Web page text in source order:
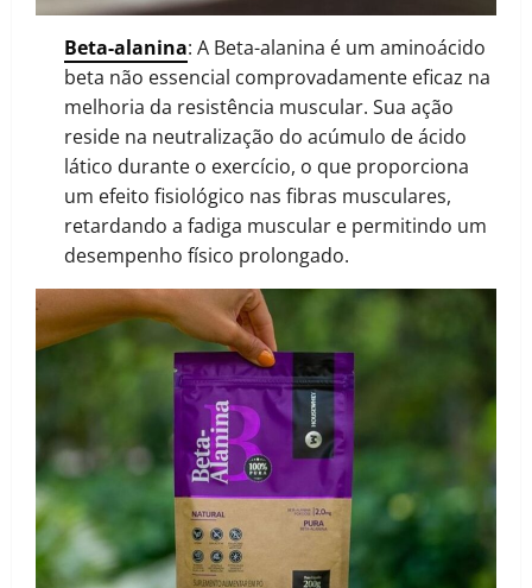
Beta-alanina: A Beta-alanina é um aminoácido
beta não essencial comprovadamente eficaz na
melhoria da resistência muscular. Sua ação
reside na neutralização do acúmulo de ácido
lático durante o exercício, o que proporciona
um efeito fisiológico nas fibras musculares,
retardando a fadiga muscular e permitindo um
desempenho físico prolongado.